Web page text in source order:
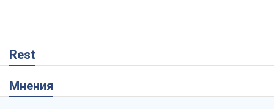
Rest
Мнения